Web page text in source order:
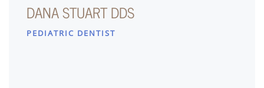
DANA STUART DDS
PEDIATRIC DENTIST